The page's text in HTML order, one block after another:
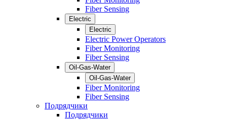
Fiber Sensing
Electric
Electric
Electric Power Operators
Fiber Monitoring
Fiber Sensing
Oil-Gas-Water
Oil-Gas-Water
Fiber Monitoring
Fiber Sensing
Подрядчики
Подрядчики